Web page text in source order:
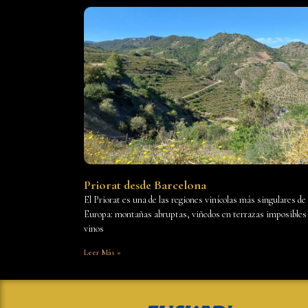
Priorat desde Barcelona
El Priorat es una de las regiones vinícolas más singulares de
Europa: montañas abruptas, viñedos en terrazas
vinos
Leer Más »